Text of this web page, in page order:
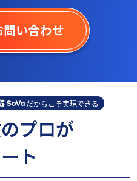
問い合わせ
だからこそ実現できる
プロが
ト